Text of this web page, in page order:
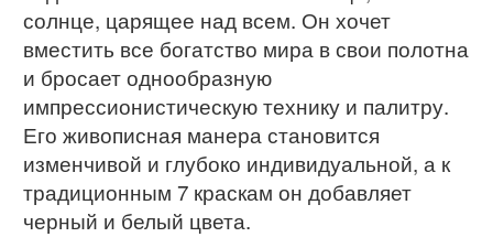
солнце, царящее над всем. Он хочет
вместить все богатство мира в свои полотна
и бросает однообразную
импрессионистическую технику и палитру.
Его живописная манера становится
изменчивой и глубоко индивидуальной, а к
традиционным 7 краскам он добавляет
черный и белый цвета.